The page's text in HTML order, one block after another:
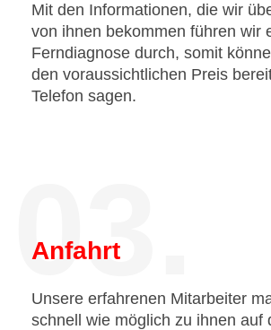
Mit den Informationen, die wir
von ihnen bekommen führen wir
Ferndiagnose durch, somit
den voraussichtlichen Preis
Telefon sagen.
03.
Anfahrt
Unsere erfahrenen Mitarbeiter
schnell wie möglich zu ihnen auf